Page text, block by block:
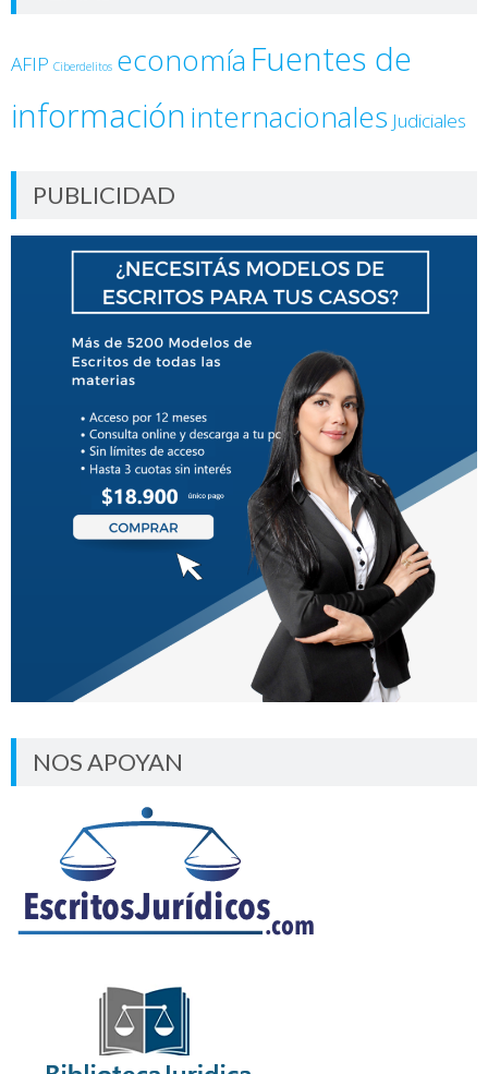
AFIP Ciberdelitos economía Fuentes de
informacióninternacionales Judiciales
PUBLICIDAD
NOS APOYAN